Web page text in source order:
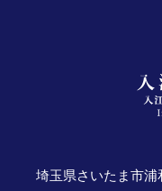
埼玉県さいたま市